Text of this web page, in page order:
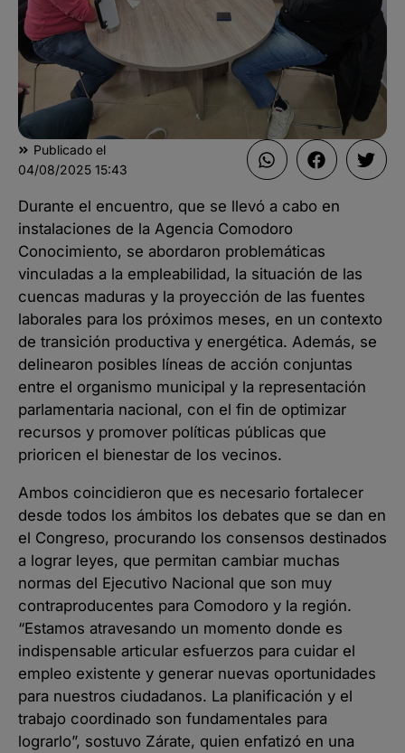
Publicado el
04/08/2025 15:43
Durante el encuentro, que se llevó a cabo en
instalaciones de la Agencia Comodoro
Conocimiento, se abordaron problemáticas
vinculadas a la empleabilidad, la situación de las
cuencas maduras y la proyección de las fuentes
laborales para los próximos meses, en un contexto
de transición productiva y energética. Además, se
delinearon posibles líneas de acción conjuntas
entre el organismo municipal y la representación
parlamentaria nacional, con el fin de optimizar
recursos y promover políticas públicas que
prioricen el bienestar de los vecinos.
Ambos coincidieron que es necesario fortalecer
desde todos los ámbitos los debates que se dan en
el Congreso, procurando los consensos destinados
a lograr leyes, que permitan cambiar muchas
normas del Ejecutivo Nacional que son muy
contraproducentes para Comodoro y la región.
“Estamos atravesando un momento donde es
indispensable articular esfuerzos para cuidar el
empleo existente y generar nuevas oportunidades
para nuestros ciudadanos. La planificación y el
trabajo coordinado son fundamentales para
lograrlo”, sostuvo Zárate, quien enfatizó en una